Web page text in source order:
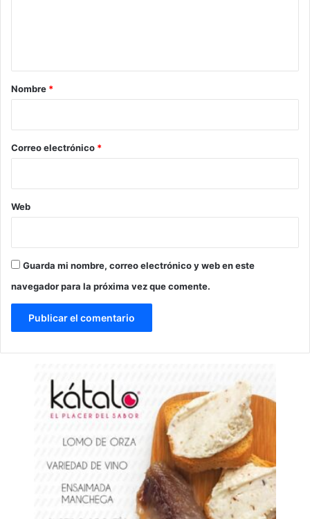
r
*
Nombre *
Correo electrónico *
Web
Guarda mi nombre, correo electrónico y web en este
navegador para la próxima vez que comente.